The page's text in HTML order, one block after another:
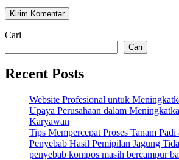
Cari
Cari
Recent Posts
Website Profesional untuk
Upaya Perusahaan dalam
Karyawan
Tips Mempercepat Proses Tanam
Penyebab Hasil Pemipilan Jagung
penyebab kompos masih bercampur